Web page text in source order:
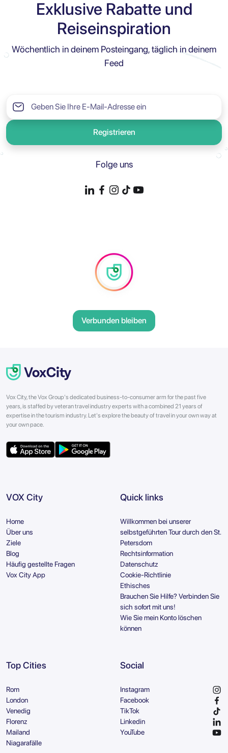
Exklusive Rabatte und
Reiseinspiration
Wöchentlich in deinem Posteingang, täglich in deinem
Feed
Registrieren
Folge uns
Verbunden bleiben
Vox City, the Vox Group's dedicated business-to-consumer arm for the past five
years, is staffed by veteran travel industry experts with a combined 21 years of
expertise in the tourism industry. Let's explore the beauty of travel in your own way at
your own pace.
VOX City
Home
Über uns
Ziele
Blog
Häufig gestellte Fragen
Vox City App
Quick links
Willkommen bei unserer
selbstgeführten Tour durch den St.
Petersdom
Rechtsinformation
Datenschutz
Cookie-Richtlinie
Ethisches
Brauchen Sie Hilfe? Verbinden Sie
sich sofort mit uns!
Wie Sie mein Konto löschen
können
Top Cities
Rom
London
Venedig
Florenz
Mailand
Niagarafälle
Social
Instagram
Facebook
TikTok
Linkedin
YouTube